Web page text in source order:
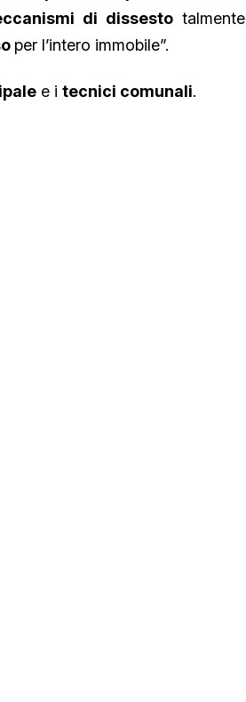
di dissestotalmente
per l’intero immobile”.
e i tecnici comunali.